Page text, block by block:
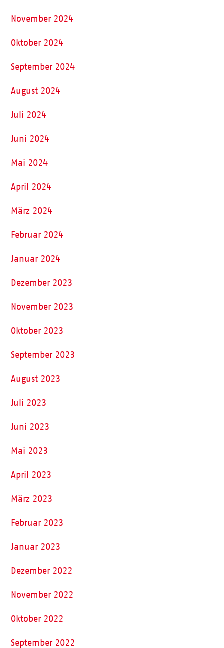
November 2024
Oktober 2024
September 2024
August 2024
Juli 2024
Juni 2024
Mai 2024
April 2024
März 2024
Februar 2024
Januar 2024
Dezember 2023
November 2023
Oktober 2023
September 2023
August 2023
Juli 2023
Juni 2023
Mai 2023
April 2023
März 2023
Februar 2023
Januar 2023
Dezember 2022
November 2022
Oktober 2022
September 2022